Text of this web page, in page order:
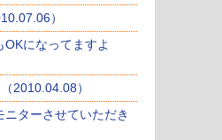
）
になってますよ
2010.04.08）
ターさせていただき